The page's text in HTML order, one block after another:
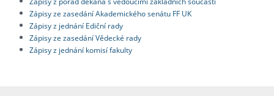
Zápisy ze zasedání Akademického senátu FF UK
Zápisy z jednání Ediční rady
Zápisy ze zasedání Vědecké rady
Zápisy z jednání komisí fakulty